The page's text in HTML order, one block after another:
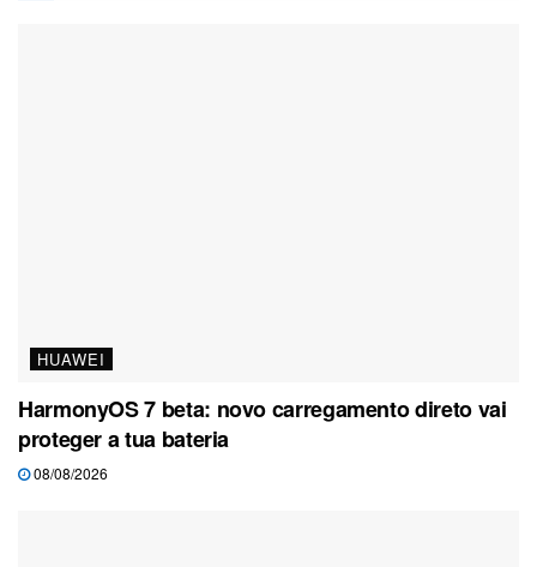
HUAWEI
HarmonyOS 7 beta: novo carregamento direto vai
proteger a tua bateria
08/08/2026